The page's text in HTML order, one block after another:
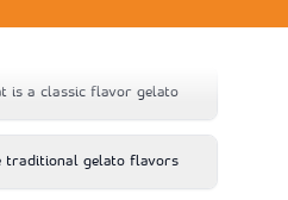
is a classic flavor gelato?
gelato flavors?